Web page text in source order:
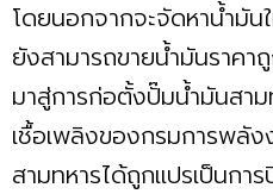
โดยนอกจากจะจัดหาน้ำมั
ยังสามารถขายน้ำมันราคา
มาสู่การก่อตั้งปั๊มน้ำมันส
เชื้อเพลิงของกรมการพลัง
สามทหารได้ถูกแปรเป็นกา